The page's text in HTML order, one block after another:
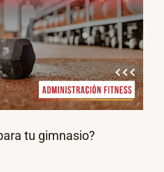
tu gimnasio?